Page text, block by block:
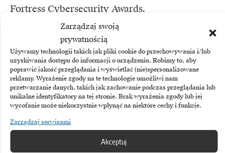
Zarządzaj swoją
prywatnością
Używamy technologii takich jak pliki cookie do przechowywania i/lub
uzyskiwania dostępu do informacji o urządzeniu. Robimy to, aby
poprawić jakość przeglądania i wyświetlać (nie)spersonalizowane
reklamy. Wyrażenie zgody na te technologie umożliwi nam
przetwarzanie danych, takich jak zachowanie podczas przeglądania lub
unikalne identyfikatory na tej stronie. Brak wyrażenia zgody lub jej
wycofanie może niekorzystnie wpłynąć na niektóre cechy i funkcje.
Zarządzaj serwisami
Akceptuj
Fortress Cybersecurity Awards.
TEMATY:CyberbezpieczeństwoLenovo